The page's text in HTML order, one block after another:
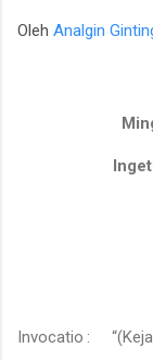
para talenta muda
dan Chelsea
Oleh Analgin
Invocatio :